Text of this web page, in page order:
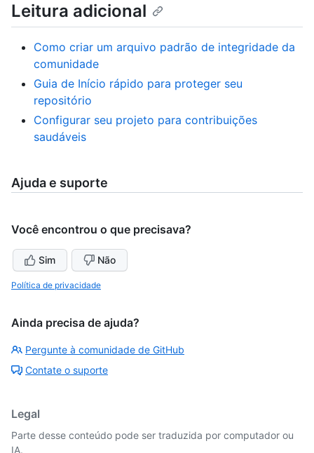
Leitura adicional
Como criar um arquivo padrão de integridade da
comunidade
Guia de Início rápido para proteger seu
repositório
Configurar seu projeto para contribuições
saudáveis
Ajuda e suporte
Você encontrou o que precisava?
Sim Não
Política de privacidade
Ainda precisa de ajuda?
Pergunte à comunidade de GitHub
Contate o suporte
Legal
Parte desse conteúdo pode ser traduzida por computador ou
IA.